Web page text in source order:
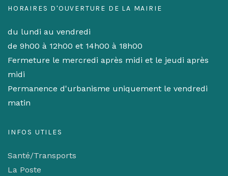
HORAIRES D'OUVERTURE DE LA MAIRIE
du lundi au vendredi
de 9h00 à 12h00 et 14h00 à 18h00
Fermeture le mercredi après midi et le jeudi après
midi
Permanence d'urbanisme uniquement le vendredi
matin
INFOS UTILES
Santé/Transports
La Poste